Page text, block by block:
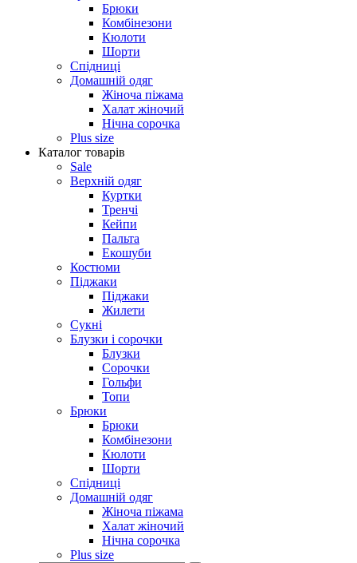
Брюки
Комбінезони
Кюлоти
Шорти
Спідниці
Домашній одяг
Жіноча піжама
Халат жіночий
Нічна сорочка
Plus size
Каталог товарів
Sale
Верхній одяг
Куртки
Тренчі
Кейпи
Пальта
Екошуби
Костюми
Піджаки
Піджаки
Жилети
Сукні
Блузки і сорочки
Блузки
Сорочки
Гольфи
Топи
Брюки
Брюки
Комбінезони
Кюлоти
Шорти
Спідниці
Домашній одяг
Жіноча піжама
Халат жіночий
Нічна сорочка
Plus size